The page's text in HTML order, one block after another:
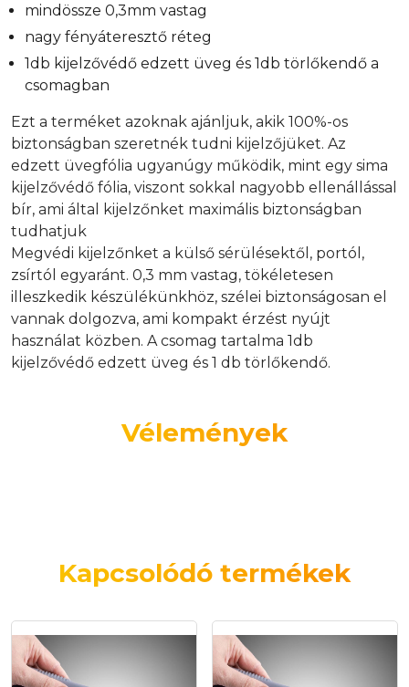
mindössze 0,3mm vastag
nagy fényáteresztő réteg
1db kijelzővédő edzett üveg és 1db törlőkendő a
csomagban
Ezt a terméket azoknak ajánljuk, akik 100%-os
biztonságban szeretnék tudni kijelzőjüket. Az
edzett üvegfólia ugyanúgy működik, mint egy sima
kijelzővédő fólia, viszont sokkal nagyobb ellenállással
bír, ami által kijelzőnket maximális biztonságban
tudhatjuk
Megvédi kijelzőnket a külső sérülésektől, portól,
zsírtól egyaránt. 0,3 mm vastag, tökéletesen
illeszkedik készülékünkhöz, szélei biztonságosan el
vannak dolgozva, ami kompakt érzést nyújt
használat közben. A csomag tartalma 1db
kijelzővédő edzett üveg és 1 db törlőkendő.
Vélemények
Kapcsolódó termékek